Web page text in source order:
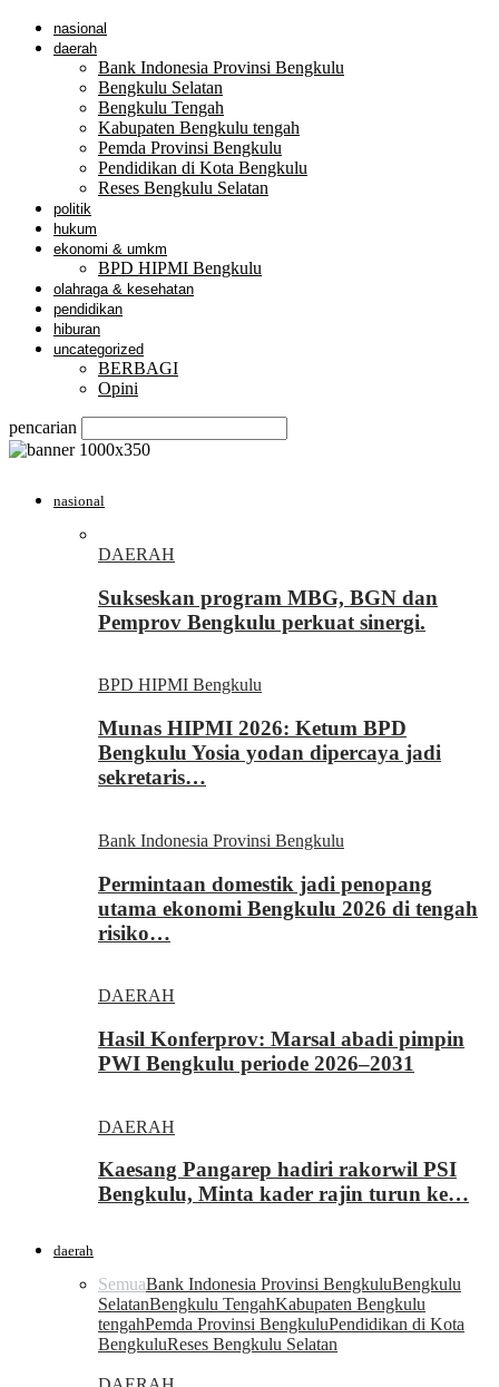
nasional
daerah
Bank Indonesia Provinsi Bengkulu
Bengkulu Selatan
Bengkulu Tengah
Kabupaten Bengkulu tengah
Pemda Provinsi Bengkulu
Pendidikan di Kota Bengkulu
Reses Bengkulu Selatan
politik
hukum
ekonomi & umkm
BPD HIPMI Bengkulu
olahraga & kesehatan
pendidikan
hiburan
uncategorized
BERBAGI
Opini
pencarian
nasional
DAERAH
Sukseskan program MBG, BGN dan
Pemprov Bengkulu perkuat sinergi.
BPD HIPMI Bengkulu
Munas HIPMI 2026: Ketum BPD
Bengkulu Yosia yodan dipercaya jadi
sekretaris…
Bank Indonesia Provinsi Bengkulu
Permintaan domestik jadi penopang
utama ekonomi Bengkulu 2026 di tengah
risiko…
DAERAH
Hasil Konferprov: Marsal abadi pimpin
PWI Bengkulu periode 2026–2031
DAERAH
Kaesang Pangarep hadiri rakorwil PSI
Bengkulu, Minta kader rajin turun ke…
daerah
SemuaBank Indonesia Provinsi BengkuluBengkulu
SelatanBengkulu TengahKabupaten Bengkulu
tengahPemda Provinsi BengkuluPendidikan di Kota
BengkuluReses Bengkulu Selatan